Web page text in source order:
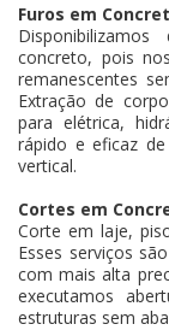
Furos em
concreto, pois
remanescentes
Extração de
para elétrica,
rápido e eficaz
vertical.
Cortes em
Corte em laje,
Esses serviços
com mais alta
executamos
estruturas sem